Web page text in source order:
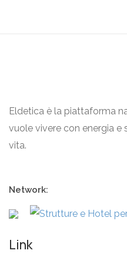
Eldetica è la piattaforma
vuole vivere con energia e
vita.
Network:
Link